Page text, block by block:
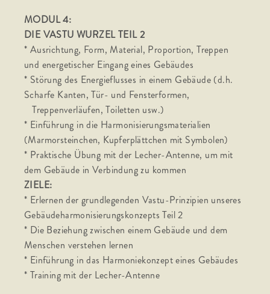
MODUL 4:
DIE VASTU WURZEL TEIL 2
* Ausrichtung, Form, Material, Proportion, Treppen
und energetischer Eingang eines Gebäudes
* Störung des Energieflusses in einem Gebäude (d.h.
Scharfe Kanten, Tür- und Fensterformen,
Treppenverläufen, Toiletten usw.)
* Einführung in die Harmonisierungsmaterialien
(Marmorsteinchen, Kupferplättchen mit Symbolen)
* Praktische Übung mit der Lecher-Antenne, um mit
dem Gebäude in Verbindung zu kommen
ZIELE:
* Erlernen der grundlegenden Vastu-Prinzipien unseres
Gebäudeharmonisierungskonzepts Teil 2
* Die Beziehung zwischen einem Gebäude und dem
Menschen verstehen lernen
* Einführung in das Harmoniekonzept eines Gebäudes
* Training mit der Lecher-Antenne